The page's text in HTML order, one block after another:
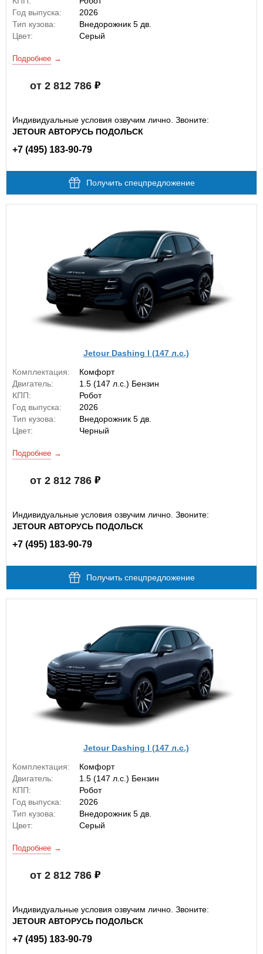
Год выпуска:
2026
Тип кузова:
Внедорожник 5 дв.
Цвет:
Серый
Подробнее
от 2 812 786
Индивидуальные условия озвучим лично. Звоните:
JETOUR АВТОРУСЬ ПОДОЛЬСК
+7 (495) 183-90-79
Получить спецпредложение
Jetour Dashing I (147 л.с.)
Комплектация:
Комфорт
Двигатель:
1.5 (147 л.с.) Бензин
КПП:
Робот
Год выпуска:
2026
Тип кузова:
Внедорожник 5 дв.
Цвет:
Черный
Подробнее
от 2 812 786
Индивидуальные условия озвучим лично. Звоните:
JETOUR АВТОРУСЬ ПОДОЛЬСК
+7 (495) 183-90-79
Получить спецпредложение
Jetour Dashing I (147 л.с.)
Комплектация:
Комфорт
Двигатель:
1.5 (147 л.с.) Бензин
КПП:
Робот
Год выпуска:
2026
Тип кузова:
Внедорожник 5 дв.
Цвет:
Серый
Подробнее
от 2 812 786
Индивидуальные условия озвучим лично. Звоните:
JETOUR АВТОРУСЬ ПОДОЛЬСК
+7 (495) 183-90-79